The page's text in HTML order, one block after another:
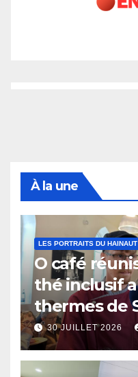
À la une
LES PORTRAITS DU HAINAUT
O café
thé inclusif
thermes de
Eaux
30 JUILLET 2026